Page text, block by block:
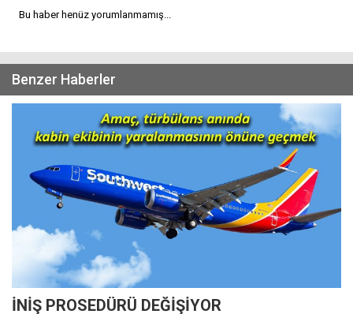
Bu haber henüz yorumlanmamış...
Benzer Haberler
İNİŞ PROSEDÜRÜ DEĞİŞİYOR